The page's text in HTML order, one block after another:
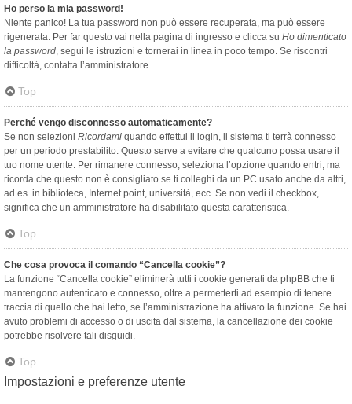
Ho perso la mia password!
Niente panico! La tua password non può essere recuperata, ma può essere
rigenerata. Per far questo vai nella pagina di ingresso e clicca su Ho dimenticato
la password, segui le istruzioni e tornerai in linea in poco tempo. Se riscontri
difficoltà, contatta l’amministratore.
Top
Perché vengo disconnesso automaticamente?
Se non selezioni Ricordami quando effettui il login, il sistema ti terrà connesso
per un periodo prestabilito. Questo serve a evitare che qualcuno possa usare il
tuo nome utente. Per rimanere connesso, seleziona l’opzione quando entri, ma
ricorda che questo non è consigliato se ti colleghi da un PC usato anche da altri,
ad es. in biblioteca, Internet point, università, ecc. Se non vedi il checkbox,
significa che un amministratore ha disabilitato questa caratteristica.
Top
Che cosa provoca il comando “Cancella cookie”?
La funzione “Cancella cookie” eliminerà tutti i cookie generati da phpBB che ti
mantengono autenticato e connesso, oltre a permetterti ad esempio di tenere
traccia di quello che hai letto, se l’amministrazione ha attivato la funzione. Se hai
avuto problemi di accesso o di uscita dal sistema, la cancellazione dei cookie
potrebbe risolvere tali disguidi.
Top
Impostazioni e preferenze utente